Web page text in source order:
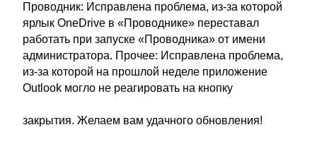
Проводник: Исправлена проблема, из-за которой
ярлык OneDrive в «Проводнике» переставал
работать при запуске «Проводника» от имени
администратора. Прочее: Исправлена проблема,
из-за которой на прошлой неделе приложение
Outlook могло не реагировать на кнопку
закрытия. Желаем вам удачного обновления!